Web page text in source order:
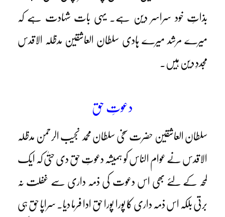
بذاتِ خود سراسر دین ہے۔ یہی بات شہادت ہے کہ
میرے مرشد میرے ہادی سلطان العاشقین مدظلہ الاقدس
مجددِ دین ہیں۔
دعوتِ حق
سلطان العاشقین حضرت سخی سلطان محمد نجیب الرحمن مدظلہ
الاقدس نے عوام الناس کو ہمیشہ دعوتِ حق دی حتیٰ کہ ایک
لمحہ کے لئے بھی اس دعوت کی ذمہ داری سے غفلت نہ
برتی بلکہ اس ذمہ داری کا پورا پورا حق ادا فرما دیا۔ سراپا حق ہی